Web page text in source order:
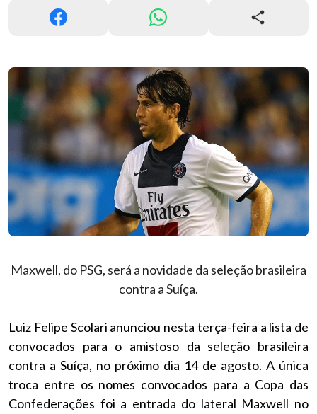
Maxwell, do PSG, será a novidade da seleção brasileira
contra a Suíça.
Luiz Felipe Scolari anunciou nesta terça-feira a lista de
convocados para o amistoso da seleção brasileira
contra a Suíça, no próximo dia 14 de agosto. A única
troca entre os nomes convocados para a Copa das
Confederações foi a entrada do lateral Maxwell no